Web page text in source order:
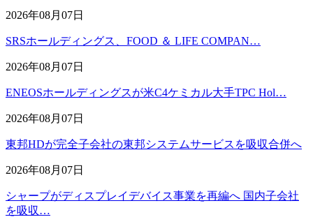
2026年08月07日
SRSホールディングス、FOOD ＆ LIFE COMPAN…
2026年08月07日
ENEOSホールディングスが米C4ケミカル大手TPC Hol…
2026年08月07日
東邦HDが完全子会社の東邦システムサービスを吸収合併へ
2026年08月07日
シャープがディスプレイデバイス事業を再編へ 国内子会社
を吸収…